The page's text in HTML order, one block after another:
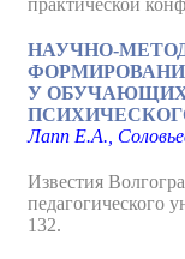
практической
НАУЧНО-
У
Лапп Е.А.,
Известия
педагогического
132.